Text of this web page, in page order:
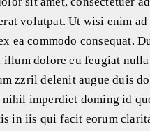
volutpat. Ut wisi enim
ea commodo consequat.
illum dolore eu feugiat
zzril delenit augue duis
imperdiet doming id
in iis qui facit eorum